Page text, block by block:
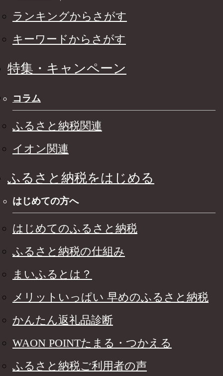
ランキングからさがす
キーワードからさがす
特集・キャンペーン
コラム
ふるさと納税関連
イオン関連
ふるさと納税をはじめる
はじめての方へ
はじめてのふるさと納税
ふるさと納税の仕組み
まいふるとは？
メリットいっぱい 早めのふるさと納税
かんたん返礼品診断
WAON POINTたまる・つかえる
ふるさと納税ご利用者の声